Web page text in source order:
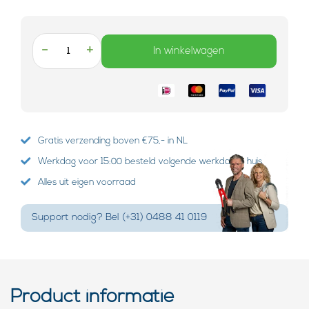
- + In winkelwagen
Gratis verzending boven €75,- in NL
Werkdag voor 15:00 besteld volgende werkdag in huis
Alles uit eigen voorraad
Support nodig? Bel (+31) 0488 41 0119
Product informatie